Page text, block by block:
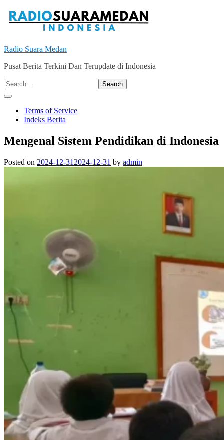
content
Radio Suara Medan
Pusat Berita Terkini Dan Terupdate di Indonesia
Search
for:
Terms of Service
Indeks Berita
Mengenal Sistem Pendidikan di Indonesia
Posted on 2024-12-31 2024-12-31 by admin